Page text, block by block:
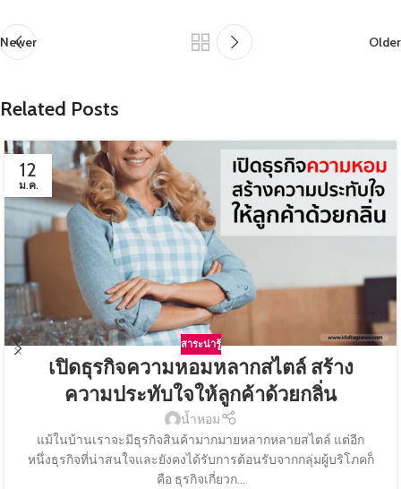
Newer Older
Related Posts
12
ม.ค.
สาระน่ารู้
เปิดธุรกิจความหอมหลากสไตล์ สร้าง
ความประทับใจให้ลูกค้าด้วยกลิ่น
น้ำหอม
แม้ในบ้านเราจะมีธุรกิจสินค้ามากมายหลากหลายสไตล์ แต่อีก
หนึ่งธุรกิจที่น่าสนใจและยังคงได้รับการต้อนรับจากกลุ่มผู้บริโภคก็
คือ ธุรกิจเกี่ยวก...